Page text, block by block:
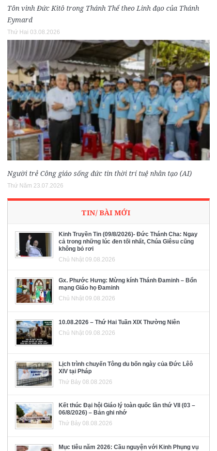
Tôn vinh Đức Kitô trong Thánh Thể theo Linh đạo của Thánh
Eymard
Thứ Hai 03.08.2026
Người trẻ Công giáo sống đức tin thời trí tuệ nhân tạo (AI)
Thứ Năm 23.07.2026
TIN/ BÀI MỚI
Kinh Truyền Tin (09/8/2026)- Đức Thánh Cha: Ngay
cả trong những lúc đen tối nhất, Chúa Giêsu cũng
không bỏ rơi
Chủ Nhật 09.08.2026
Gx. Phước Hưng: Mừng kính Thánh Đaminh – Bổn
mạng Giáo họ Đaminh
Chủ Nhật 09.08.2026
10.08.2026 – Thứ Hai Tuần XIX Thường Niên
Chủ Nhật 09.08.2026
Lịch trình chuyến Tông du bốn ngày của Đức Lêô
XIV tại Pháp
Thứ Bảy 08.08.2026
Kết thúc Đại hội Giáo lý toàn quốc lần thứ VII (03 –
06/8/2026) – Bản ghi nhớ
Thứ Bảy 08.08.2026
Mục tiêu năm 2026: Cầu nguyện với Kinh Phụng vụ